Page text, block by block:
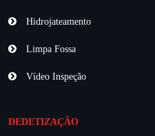
Hidrojateamento
Limpa Fossa
Vídeo Inspeção
DEDETIZAÇÃO